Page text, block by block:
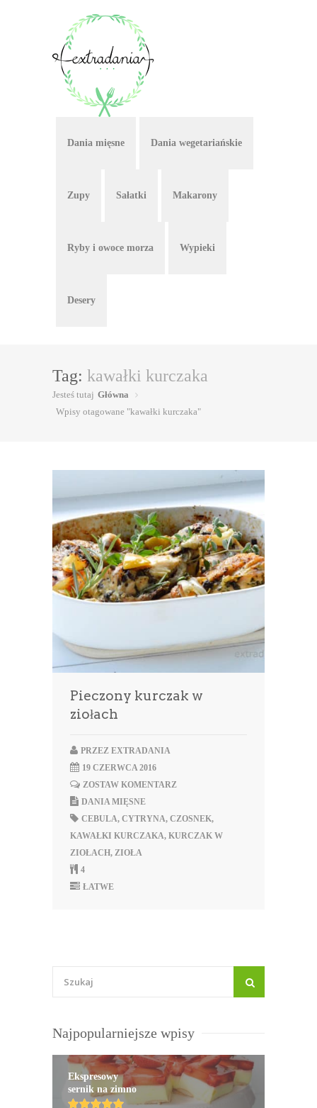
Dania mięsne Dania wegetariańskie
Zupy Sałatki Makarony
Ryby i owoce morza Wypieki
Desery
Tag: kawałki kurczaka
Jesteś tutaj Główna
Wpisy otagowane "kawałki kurczaka"
Pieczony kurczak w
ziołach
PRZEZ EXTRADANIA
19 CZERWCA 2016
ZOSTAW KOMENTARZ
DANIA MIĘSNE
CEBULA, CYTRYNA, CZOSNEK,
KAWAŁKI KURCZAKA, KURCZAK W
ZIOŁACH, ZIOŁA
4
ŁATWE
Najpopularniejsze wpisy
Ekspresowy
sernik na zimno